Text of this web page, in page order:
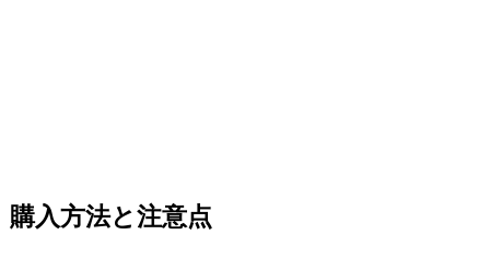
購入方法と注意点